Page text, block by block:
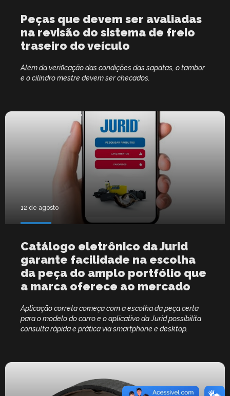
Peças que devem ser avaliadas
na revisão do sistema de freio
traseiro do veículo
Além da verificação das condições das sapatas, o tambor
e o cilindro mestre devem ser checados.
12 de agosto
Catálogo eletrônico da Jurid
garante facilidade na escolha
da peça do amplo portfólio que
a marca oferece ao mercado
Aplicação correta começa com a escolha da peça certa
para o modelo do carro e o aplicativo da Jurid possibilita
consulta rápida e prática via smartphone e desktop.